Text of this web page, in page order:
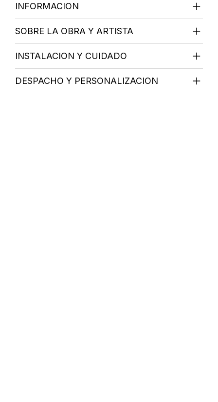
INFORMACION
SOBRE LA OBRA Y ARTISTA
INSTALACION Y CUIDADO
DESPACHO Y PERSONALIZACION